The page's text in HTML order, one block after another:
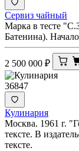
Сервиз чайный
Марка в тесте
Батенина).
2 500 000 ₽
36847
Кулинария
Москва. 1961 г.
тексте. В
тексте.